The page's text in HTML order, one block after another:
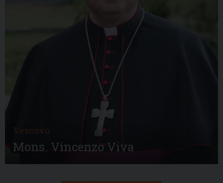
Vescovo
Mons. Vincenzo Viva